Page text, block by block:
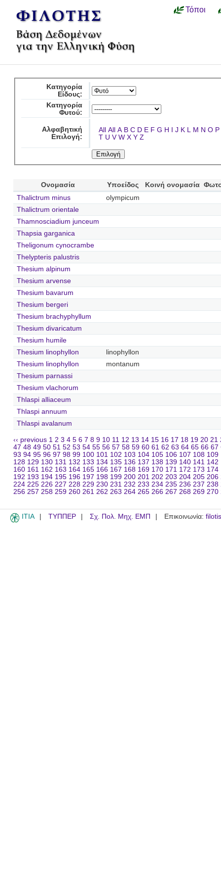
Τόποι
Κατηγορία
Είδους:
Κατηγορία
Φυτού:
Αλφαβητική
Επιλογή:
All All A B C D E F G H I J K L M N O P
T U V W X Y Z
Ονομασία Υποείδος Κοινή ονομασία
Thalictrum minus
olympicum
Thalictrum orientale
Thamnosciadium junceum
Thapsia garganica
Theligonum cynocrambe
Thelypteris palustris
Thesium alpinum
Thesium arvense
Thesium bavarum
Thesium bergeri
Thesium brachyphyllum
Thesium divaricatum
Thesium humile
Thesium linophyllon
linophyllon
Thesium linophyllon
montanum
Thesium parnassi
Thesium vlachorum
Thlaspi alliaceum
Thlaspi annuum
Thlaspi avalanum
‹‹ previous 1 2 3 4 5 6 7 8 9 10 11 12 13 14 15 16 17 18 19 20 21
47 48 49 50 51 52 53 54 55 56 57 58 59 60 61 62 63 64 65 66 67
93 94 95 96 97 98 99 100 101 102 103 104 105 106 107 108 109
128 129 130 131 132 133 134 135 136 137 138 139 140 141 142
160 161 162 163 164 165 166 167 168 169 170 171 172 173 174
192 193 194 195 196 197 198 199 200 201 202 203 204 205 206
224 225 226 227 228 229 230 231 232 233 234 235 236 237 238
256 257 258 259 260 261 262 263 264 265 266 267 268 269 270
ITIA ΤΥΠΠΕΡ Σχ. Πολ. Μηχ. ΕΜΠ Επικοινωνία: